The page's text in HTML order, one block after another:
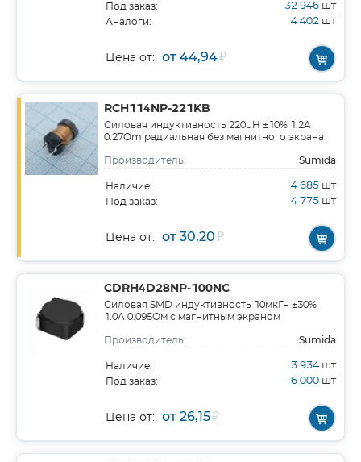
Под заказ: 32 946 шт
Аналоги: 4 402 шт
Цена от: от 44,94₽
RCH114NP-221KB
Силовая индуктивность 220uH ±10% 1.2A
0.27Om радиальная без магнитного экрана
Производитель: Sumida
Наличие: 4 685 шт
Под заказ: 4 775 шт
Цена от: от 30,20₽
CDRH4D28NP-100NC
Силовая SMD индуктивность 10мкГн ±30%
1.0A 0.095Ом c магнитным экраном
Производитель: Sumida
Наличие: 3 934 шт
Под заказ: 6 000 шт
Цена от: от 26,15₽